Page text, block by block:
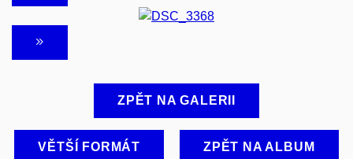
ZPĚT NA GALERII
VĚTŠÍ FORMÁT ZPĚT NA ALBUM